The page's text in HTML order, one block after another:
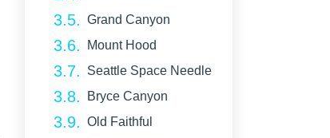
Grand Canyon
Mount Hood
Seattle Space Needle
Bryce Canyon
Old Faithful